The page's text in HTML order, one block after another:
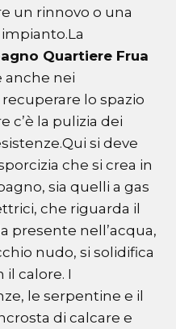
un rinnovo o una
Quartiere Frua
anche nei
lo spazio
c’è la pulizia dei
si deve
che si crea in
sia quelli a gas
che riguarda il
presente nell’acqua,
nudo, si solidifica
calore. I
le serpentine e il
di calcare e